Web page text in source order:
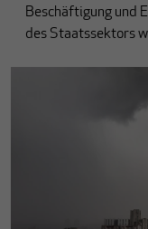
Beschäftigung und
des Staatssektors